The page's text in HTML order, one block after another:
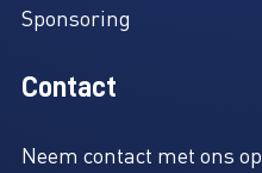
Sponsoring
Contact
Neem contact met ons op